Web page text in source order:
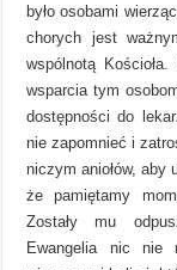
było osobami
chorych jest
wspólnotą
wsparcia tym
dostępności do
nie zapomnieć i
niczym aniołów, aby
że pamiętamy
Zostały mu
Ewangelia nic nie